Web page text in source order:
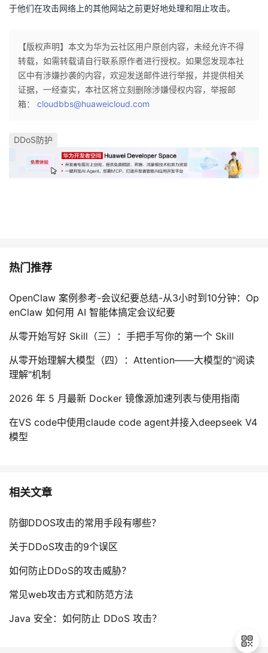
于他们在攻击网络上的其他网站之前更好地处理和阻止攻击。
【版权声明】本文为华为云社区用户原创内容，未经允许不得
转载，如需转载请自行联系原作者进行授权。如果您发现本社
区中有涉嫌抄袭的内容，欢迎发送邮件进行举报，并提供相关
证据，一经查实，本社区将立刻删除涉嫌侵权内容，举报邮
箱： cloudbbs@huaweicloud.com
DDoS防护
热门推荐
OpenClaw 案例参考-会议纪要总结-从3小时到10分钟：Op
enClaw 如何用 AI 智能体搞定会议纪要
从零开始写好 Skill（三）：手把手写你的第一个 Skill
从零开始理解大模型（四）：Attention——大模型的"阅读
理解"机制
2026 年 5 月最新 Docker 镜像源加速列表与使用指南
在VS code中使用claude code agent并接入deepseek V4
模型
相关文章
防御DDOS攻击的常用手段有哪些？
关于DDoS攻击的9个误区
如何防止DDoS的攻击威胁？
常见web攻击方式和防范方法
Java 安全：如何防止 DDoS 攻击？